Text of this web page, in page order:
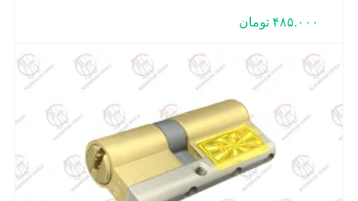
۴۸۵.۰۰۰ تومان